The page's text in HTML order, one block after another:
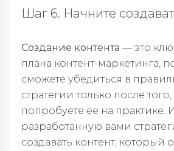
Шаг 6. Начните
Создание контента — это
плана контент-маркетинга,
сможете убедиться в
стратегии только после того,
попробуете ее на практике.
разработанную вами
создавать контент, который